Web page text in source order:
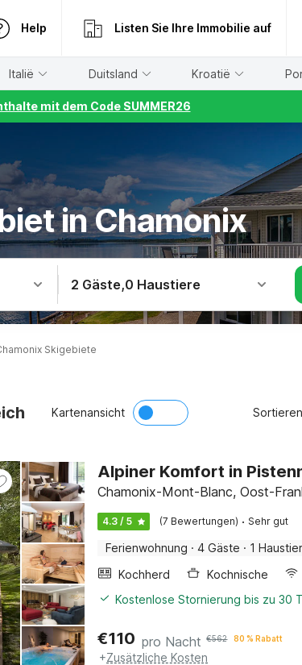
Help Listen Sie Ihre Immobilie auf
Italië Duitsland Kroatië
mit dem Code SUMMER26
in Chamonix
2 Gäste,0 Haustiere
Skigebiete
Kartenansicht
Alpiner Komfort in
Chamonix-Mont-Blanc, Oost-
4.3 / 5 (7 Bewertungen) · Sehr gut
Ferienwohnung · 4 Gäste · 1 Haustier
Kochherd
Kochnische
Kostenlose Stornierung bis zu 30
€110 pro Nacht €562 80 % Rabatt
+Zusätzliche Kosten